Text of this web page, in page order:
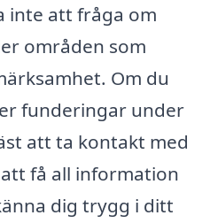
inte att fråga om
områden som
Om du
funderingar under
att ta kontakt med
få all information
dig trygg i ditt